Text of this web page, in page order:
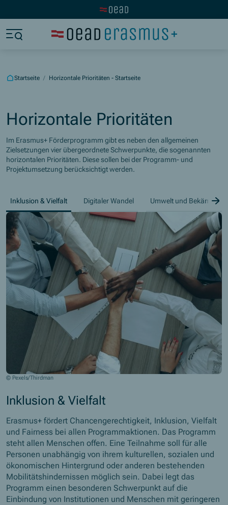
Startseite / Horizontale Prioritäten - Startseite
Horizontale Prioritäten
Im Erasmus+ Förderprogramm gibt es neben den allgemeinen
Zielsetzungen vier übergeordnete Schwerpunkte, die sogenannten
horizontalen Prioritäten. Diese sollen bei der Programm- und
Projektumsetzung berücksichtigt werden.
Inklusion & Vielfalt Digitaler Wandel Umwelt und
© Pexels/Thirdman
Inklusion & Vielfalt
Erasmus+ fördert Chancengerechtigkeit, Inklusion, Vielfalt
und Fairness bei allen Programmaktionen. Das Programm
steht allen Menschen offen. Eine Teilnahme soll für alle
Personen unabhängig von ihrem kulturellen, sozialen und
ökonomischen Hintergrund oder anderen bestehenden
Mobilitätshindernissen möglich sein. Dabei legt das
Programm einen besonderen Schwerpunkt auf die
Einbindung von Institutionen und Menschen mit geringeren